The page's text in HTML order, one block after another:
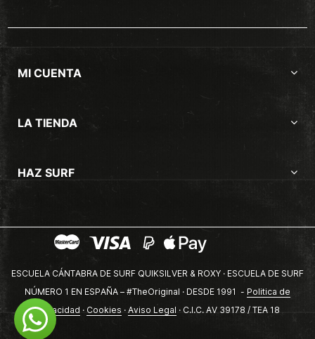
MI CUENTA
LA TIENDA
HAZ SURF
ESCUELA CÁNTABRA DE SURF QUIKSILVER & ROXY · ESCUELA DE SURF
NÚMERO 1 EN ESPAÑA – #TheOriginal · DESDE 1991 - Politica de
privacidad · Cookies · Aviso Legal · C.I.C. AV 39178 / TEA 18